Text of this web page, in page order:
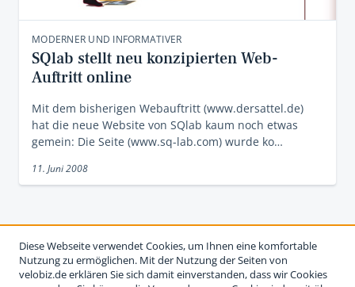
MODERNER UND INFORMATIVER
SQlab stellt neu konzipierten Web-
Auftritt online
Mit dem bisherigen Webauftritt (www.dersattel.de)
hat die neue Website von SQlab kaum noch etwas
gemein: Die Seite (www.sq-lab.com) wurde ko…
11. Juni 2008
Diese Webseite verwendet Cookies, um Ihnen eine komfortable
Nutzung zu ermöglichen. Mit der Nutzung der Seiten von
velobiz.de erklären Sie sich damit einverstanden, dass wir Cookies